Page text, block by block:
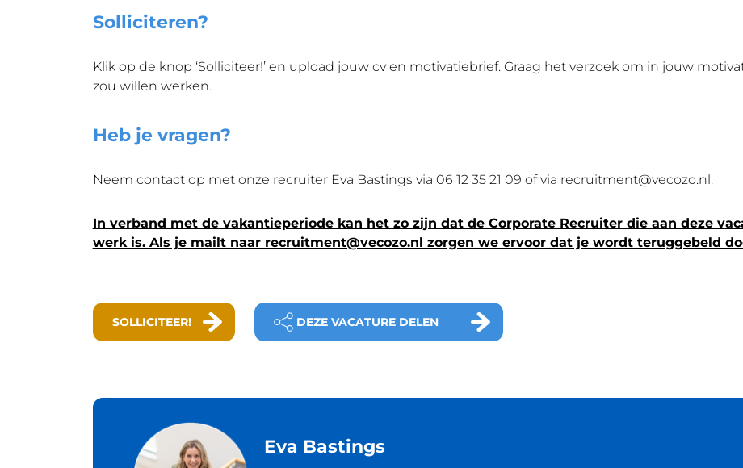
Solliciteren?
Klik op de knop ‘Solliciteer!’ en upload jouw cv en motivatiebrief. Graag het verzoek om in jouw
zou willen werken.
Heb je vragen?
Neem contact op met onze recruiter Eva Bastings via 06 12 35 21 09 of via recruitment@vecozo.nl.
In verband met de vakantieperiode kan het zo zijn dat de Corporate Recruiter die aan deze
werk is. Als je mailt naar recruitment@vecozo.nl zorgen we ervoor dat je wordt teruggebeld
SOLLICITEER! DEZE VACATURE DELEN
Eva Bastings